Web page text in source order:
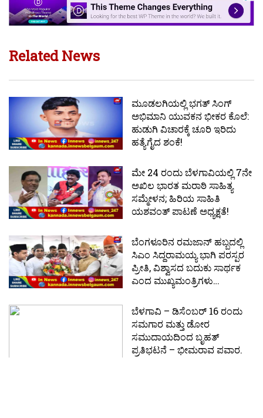
Related News
ಮೂಡಲಗಿಯಲ್ಲಿ ಭಗತ್ ಸಿಂಗ್
ಅಭಿಮಾನಿ ಯುವಕನ ಭೀಕರ ಕೊಲೆ:
ಹುಡುಗಿ ವಿಚಾರಕ್ಕೆ ಚೂರಿ ಇರಿದು
ಹತ್ಯೆಗೈದ ಶಂಕೆ!
ಮೇ 24 ರಂದು ಬೆಳಗಾವಿಯಲ್ಲಿ 7ನೇ
ಅಖಿಲ ಭಾರತ ಮರಾಠಿ ಸಾಹಿತ್ಯ
ಸಮ್ಮೇಳನ; ಹಿರಿಯ ಸಾಹಿತಿ
ಯಶವಂತ್ ಪಾಟಣೆ ಅಧ್ಯಕ್ಷತೆ!
ಬೆಂಗಳೂರಿನ ರಮಜಾನ್ ಹಬ್ಬದಲ್ಲಿ
ಸಿಎಂ ಸಿದ್ದರಾಮಯ್ಯ ಭಾಗಿ ಪರಸ್ಪರ
ಪ್ರೀತಿ, ವಿಶ್ವಾಸದ ಬದುಕು ಸಾರ್ಥಕ
ಎಂದ ಮುಖ್ಯಮಂತ್ರಿಗಳು…
ಬೆಳಗಾವಿ – ಡಿಸೆಂಬರ್ 16 ರಂದು
ಸಮಗಾರ ಮತ್ತು ಡೋರ
ಸಮುದಾಯದಿಂದ ಬೃಹತ್
ಪ್ರತಿಭಟನೆ – ಭೀಮರಾವ ಪವಾರ.